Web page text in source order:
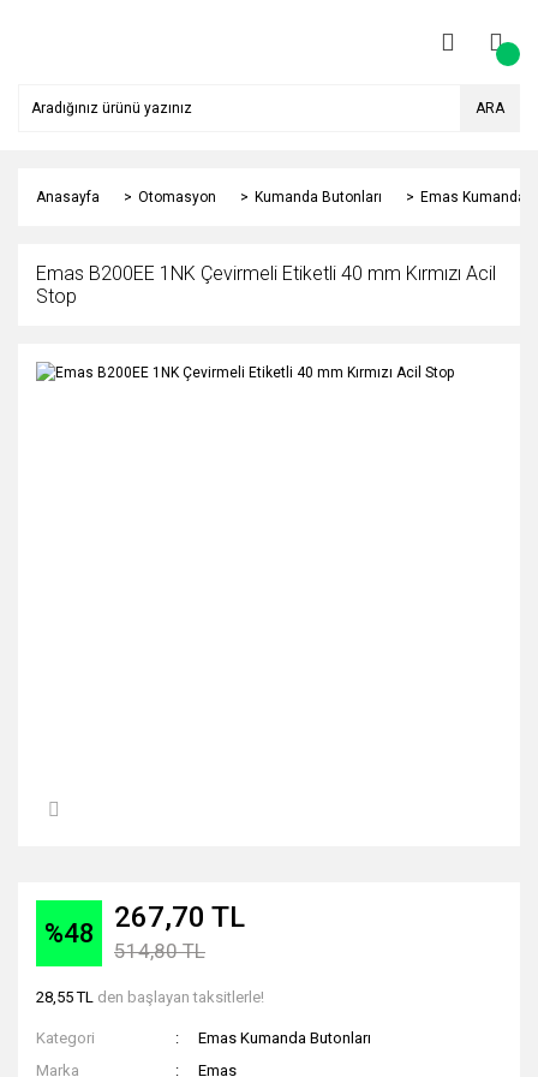
ARA
Anasayfa Otomasyon Kumanda Butonları Emas Kumanda
Emas B200EE 1NK Çevirmeli Etiketli 40 mm Kırmızı Acil
Stop
%48 267,70 TL
514,80 TL
28,55 TL den başlayan taksitlerle!
Kategori
Emas Kumanda Butonları
Marka
Emas